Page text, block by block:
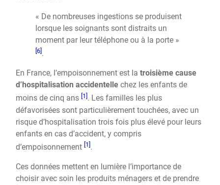
« De nombreuses ingestions se produisent
lorsque les soignants sont distraits un
moment par leur téléphone ou à la porte »
[6] .
En France, l’empoisonnement est la troisième cause
d’hospitalisation accidentelle chez les enfants de
moins de cinq ans [1]. Les familles les plus
défavorisées sont particulièrement touchées, avec un
risque d’hospitalisation trois fois plus élevé pour leurs
enfants en cas d’accident, y compris
d’empoisonnement [1] .
Ces données mettent en lumière l’importance de
choisir avec soin les produits ménagers et de prendre